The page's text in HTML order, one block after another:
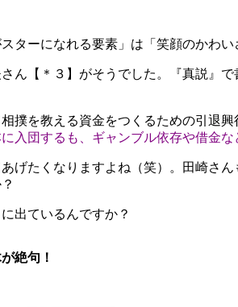
ターになれる要素」は「笑顔のかわい
【＊３】がそうでした。『真説』で
撲を教える資金をつくるための引退
入団するも、ギャンブル依存や借金
げたくなりますよね（笑）。田崎さ
出ているんですか？
絶句！